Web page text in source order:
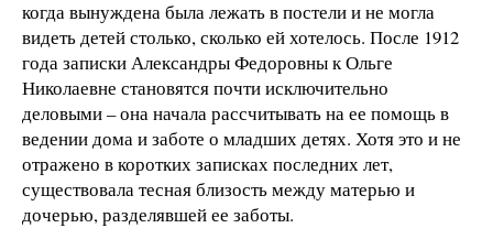
когда вынуждена была лежать в постели и не могла
видеть детей столько, сколько ей хотелось. После 1912
года записки Александры Федоровны к Ольге
Николаевне становятся почти исключительно
деловыми – она начала рассчитывать на ее помощь в
ведении дома и заботе о младших детях. Хотя это и не
отражено в коротких записках последних лет,
существовала тесная близость между матерью и
дочерью, разделявшей ее заботы.